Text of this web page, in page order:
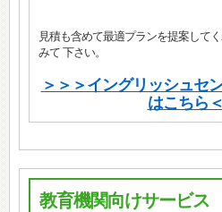
見積も含めて最適プランを提案して
みて 下さい。
＞＞＞イングリッシュセ
はこちら
教育機関向けサービス